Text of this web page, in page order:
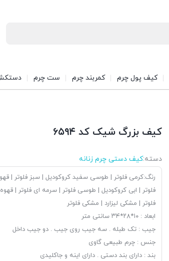
کیف پول چرم کمربند چرم ست چرم
کیف بزرگ شیک کد ۶۵۹۴
دسته:کیف دستی چرم زنانه
رنگ:کرمی فلوتر | طوسی سفید کروکودیل | سبز فلوتر |
فلوتر | ابی کروکودیل | طوسی فلوتر | سرمه ای فلوتر |
فلوتر | مشکی لیزارد | مشکی فلوتر
ابعاد : ۱۰*۲۸*۳۴ سانتی متر
جیب : تک طبله . سه جیب روی جیب . دو جیب داخل
جنس : چرم طبیعی گاوی
بند : دارای بند دستی . دارای اینه و جاکلیدی